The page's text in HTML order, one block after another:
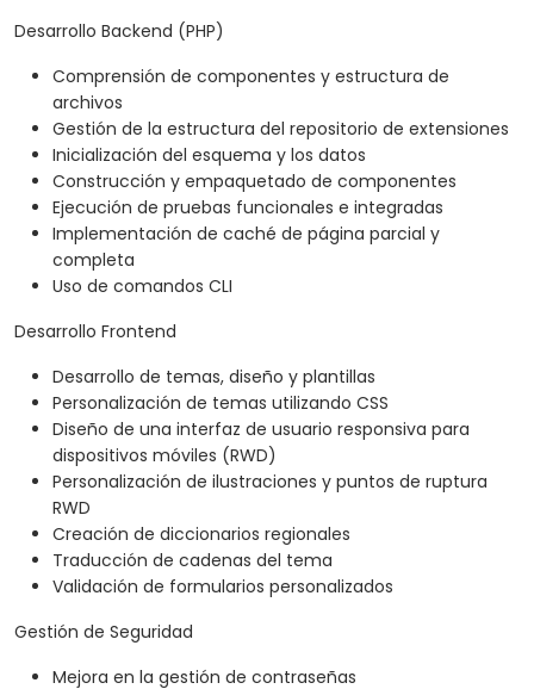
Desarrollo Backend (PHP)
Comprensión de componentes y estructura de
archivos
Gestión de la estructura del repositorio de extensiones
Inicialización del esquema y los datos
Construcción y empaquetado de componentes
Ejecución de pruebas funcionales e integradas
Implementación de caché de página parcial y
completa
Uso de comandos CLI
Desarrollo Frontend
Desarrollo de temas, diseño y plantillas
Personalización de temas utilizando CSS
Diseño de una interfaz de usuario responsiva para
dispositivos móviles (RWD)
Personalización de ilustraciones y puntos de ruptura
RWD
Creación de diccionarios regionales
Traducción de cadenas del tema
Validación de formularios personalizados
Gestión de Seguridad
Mejora en la gestión de contraseñas